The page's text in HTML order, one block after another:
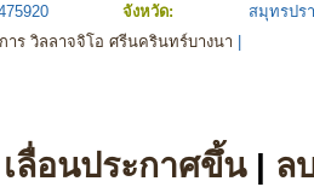
จังหวัด:
สมุทรปร
าร วิลลาจจิโอ ศรีนครินทร์บางนา
เลื่อนประกาศขึ้น| ล